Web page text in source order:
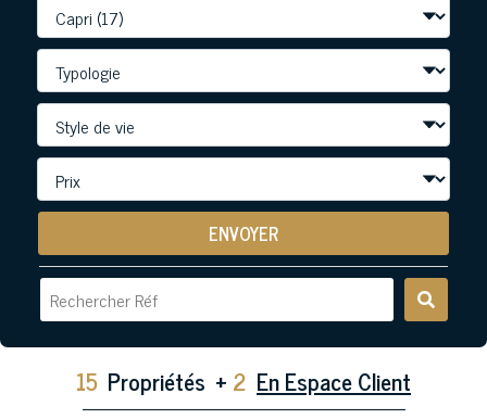
ENVOYER
15 Propriétés + 2 En Espace Client